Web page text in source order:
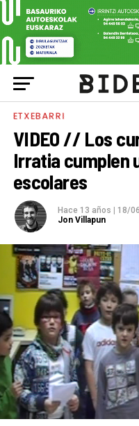
ETXEBARRI
VIDEO // Los
Irratia cumplen
escolares
Hace 13 años
18/
Jon Villapun